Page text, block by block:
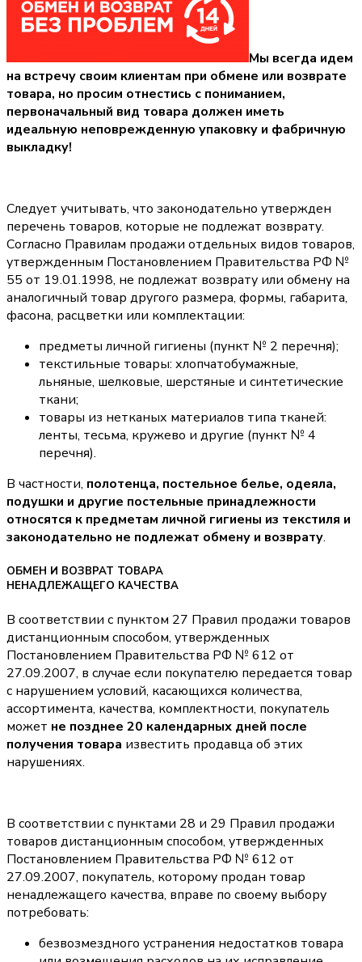
Мы всегда идем
на встречу своим клиентам при обмене или возврате
товара, но просим отнестись с пониманием,
первоначальный вид товара должен иметь
идеальную неповрежденную упаковку и фабричную
выкладку!
Следует учитывать, что законодательно утвержден
перечень товаров, которые не подлежат возврату.
Согласно Правилам продажи отдельных видов товаров,
утвержденным Постановлением Правительства РФ №
55 от 19.01.1998, не подлежат возврату или обмену на
аналогичный товар другого размера, формы, габарита,
фасона, расцветки или комплектации:
предметы личной гигиены (пункт № 2 перечня);
текстильные товары: хлопчатобумажные,
льняные, шелковые, шерстяные и синтетические
ткани;
товары из нетканых материалов типа тканей:
ленты, тесьма, кружево и другие (пункт № 4
перечня).
В частности, полотенца, постельное белье, одеяла,
подушки и другие постельные принадлежности
относятся к предметам личной гигиены из текстиля и
законодательно не подлежат обмену и возврату.
ОБМЕН И ВОЗВРАТ ТОВАРА
НЕНАДЛЕЖАЩЕГО КАЧЕСТВА
В соответствии с пунктом 27 Правил продажи товаров
дистанционным способом, утвержденных
Постановлением Правительства РФ № 612 от
27.09.2007, в случае если покупателю передается товар
с нарушением условий, касающихся количества,
ассортимента, качества, комплектности, покупатель
может не позднее 20 календарных дней после
получения товара известить продавца об этих
нарушениях.
В соответствии с пунктами 28 и 29 Правил продажи
товаров дистанционным способом, утвержденных
Постановлением Правительства РФ № 612 от
27.09.2007, покупатель, которому продан товар
ненадлежащего качества, вправе по своему выбору
потребовать:
безвозмездного устранения недостатков товара